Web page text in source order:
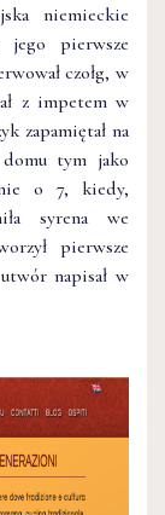
niemieckie
jego pierwsze
czołg, w
z impetem w
zapamiętał na
tym jako
o 7, kiedy,
syrena we
pierwsze
napisał w